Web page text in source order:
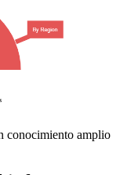
conocimiento amplio